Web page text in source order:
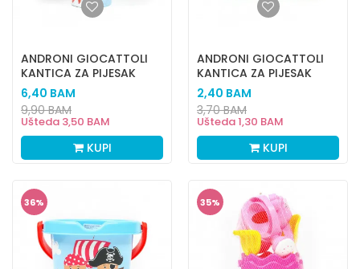
ANDRONI GIOCATTOLI
KANTICA ZA PIJESAK
FOKA
6,40 BAM
Ušteda 3,50 BAM
9,90BAM
KUPI
ANDRONI GIOCATTOLI
KANTICA ZA PIJESAK
LAMA
2,40 BAM
Ušteda1,30 BAM
3,70BAM
KUPI
36% 35%